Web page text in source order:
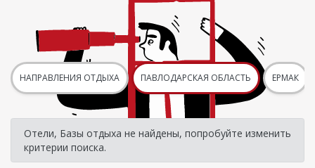
Отели, Базы отдыха не найдены, попробуйте изменить
критерии поиска.
НАПРАВЛЕНИЯ ОТДЫХА ПАВЛОДАРСКАЯ ОБЛАСТЬ ЕРМАК